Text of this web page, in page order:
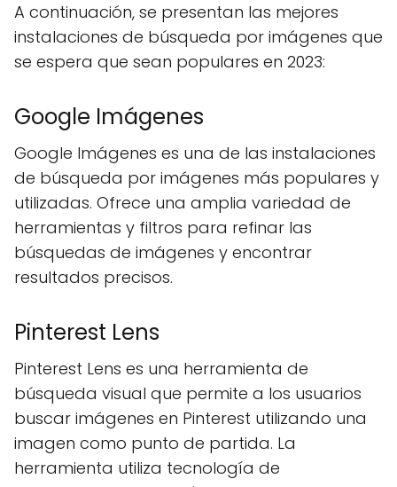
A continuación, se presentan las mejores
instalaciones de búsqueda por imágenes que
se espera que sean populares en 2023:
Google Imágenes
Google Imágenes es una de las instalaciones
de búsqueda por imágenes más populares y
utilizadas. Ofrece una amplia variedad de
herramientas y filtros para refinar las
búsquedas de imágenes y encontrar
resultados precisos.
Pinterest Lens
Pinterest Lens es una herramienta de
búsqueda visual que permite a los usuarios
buscar imágenes en Pinterest utilizando una
imagen como punto de partida. La
herramienta utiliza tecnología de